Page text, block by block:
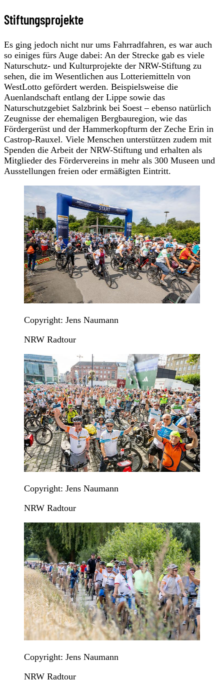
Stiftungsprojekte
Es ging jedoch nicht nur ums Fahrradfahren, es war auch
so einiges fürs Auge dabei: An der Strecke gab es viele
Naturschutz- und Kulturprojekte der NRW-Stiftung zu
sehen, die im Wesentlichen aus Lotteriemitteln von
WestLotto gefördert werden. Beispielsweise die
Auenlandschaft entlang der Lippe sowie das
Naturschutzgebiet Salzbrink bei Soest – ebenso natürlich
Zeugnisse der ehemaligen Bergbauregion, wie das
Fördergerüst und der Hammerkopfturm der Zeche Erin in
Castrop-Rauxel. Viele Menschen unterstützen zudem mit
Spenden die Arbeit der NRW-Stiftung und erhalten als
Mitglieder des Fördervereins in mehr als 300 Museen und
Ausstellungen freien oder ermäßigten Eintritt.
Copyright: Jens Naumann
NRW Radtour
Copyright: Jens Naumann
NRW Radtour
Copyright: Jens Naumann
NRW Radtour